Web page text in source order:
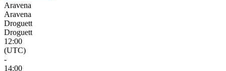
Aravena
Aravena
Droguett
Droguett
12:00
(UTC)
-
14:00